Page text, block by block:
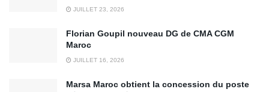
JUILLET 23, 2026
Florian Goupil nouveau DG de CMA CGM
Maroc
JUILLET 16, 2026
Marsa Maroc obtient la concession du poste